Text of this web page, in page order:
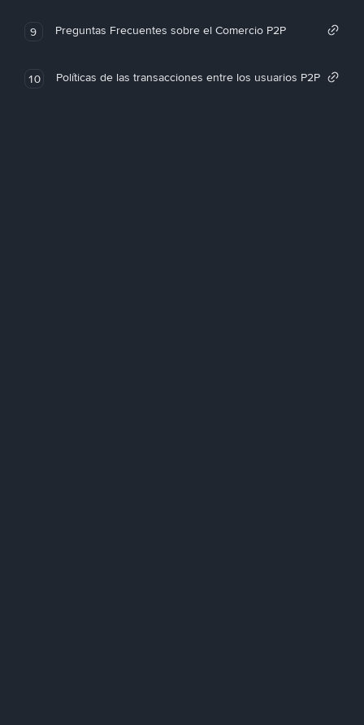
9 Preguntas Frecuentes sobre el Comercio P2P
10 Políticas de las transacciones entre los usuarios P2P